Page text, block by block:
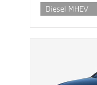
Diesel MHEV